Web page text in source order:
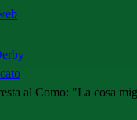
al Como: "La cosa